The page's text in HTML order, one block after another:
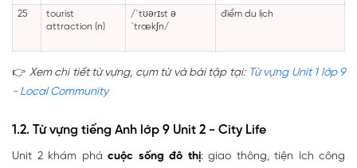
25
tourist
attraction (n)
/ˈtʊərɪst ə
ˈtrækʃn/
điểm du lịch
👉 Xem chi tiết từ vựng, cụm từ và bài tập tại: Từ vựng Unit 1 lớp 9
- Local Community
1.2. Từ vựng tiếng Anh lớp 9 Unit 2 - City Life
Unit 2 khám phá cuộc sống đô thị: giao thông, tiện ích công